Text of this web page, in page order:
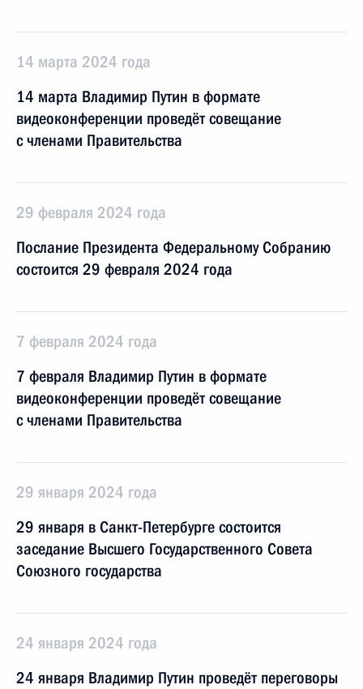
14 марта 2024 года
14 марта Владимир Путин в формате
видеоконференции проведёт совещание
с членами Правительства
29 февраля 2024 года
Послание Президента Федеральному Собранию
состоится 29 февраля 2024 года
7 февраля 2024 года
7 февраля Владимир Путин в формате
видеоконференции проведёт совещание
с членами Правительства
29 января 2024 года
29 января в Санкт-Петербурге состоится
заседание Высшего Государственного Совета
Союзного государства
24 января 2024 года
24 января Владимир Путин проведёт переговоры